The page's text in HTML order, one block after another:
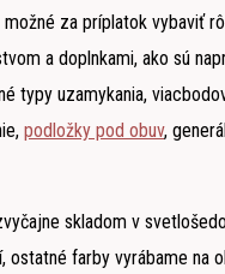
možné za príplatok vybaviť
a doplnkami, ako sú
typy uzamykania,
podložky pod obuv,
skladom v
ostatné farby vyrábame na